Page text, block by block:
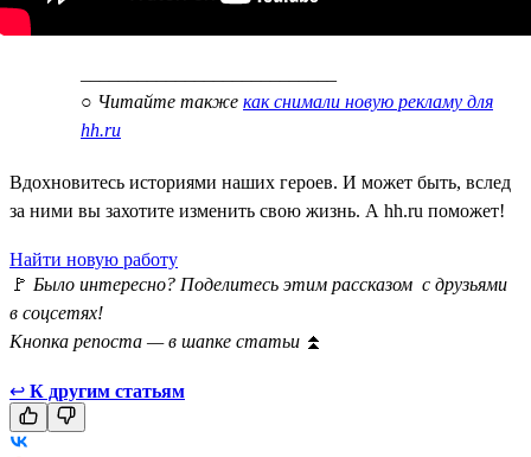
○ Читайте также как снимали новую рекламу для
hh.ru
Вдохновитесь историями наших героев. И может быть, вслед
за ними вы захотите изменить свою жизнь. А hh.ru поможет!
Найти новую работу
🚩 Было интересно? Поделитесь этим рассказом с друзьями
в соцсетях!
Кнопка репоста — в шапке статьи ⏫
↩ К другим статьям